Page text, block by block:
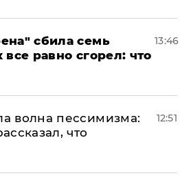
сбила семь
все равно сгорел: что
13:46
волна пессимизма:
что
12:51